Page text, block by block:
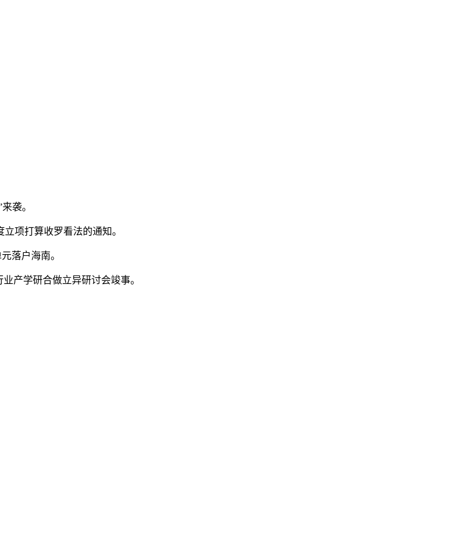
袭。
项打算收罗看法的通知。
落户海南。
产学研合做立异研讨会竣事。